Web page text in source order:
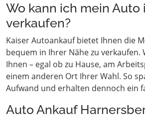
Wo kann ich mein Auto
verkaufen?
Kaiser Autoankauf bietet Ihnen die
bequem in Ihrer Nähe zu verkaufen.
Ihnen – egal ob zu Hause, am
einem anderen Ort Ihrer Wahl. So
Aufwand und erhalten dennoch ein
Auto Ankauf